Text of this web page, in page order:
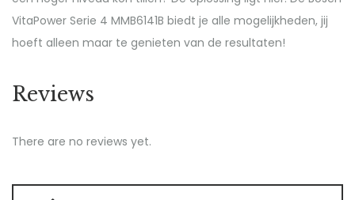
VitaPower Serie 4 MMB6141B biedt je alle mogelijkheden, jij
hoeft alleen maar te genieten van de resultaten!
Reviews
There are no reviews yet.